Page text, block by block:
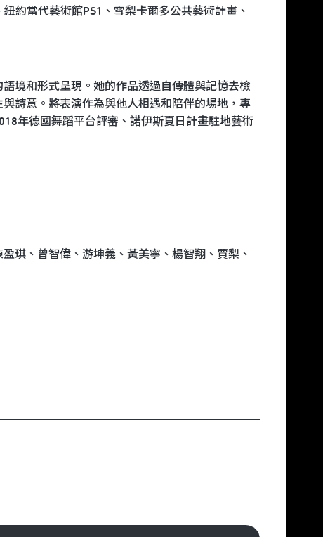
約當代藝術館PS1、雪梨卡爾多公共藝術計畫、
境和形式呈現。她的作品透過自傳體與記憶去檢
詩意。將表演作為與他人相遇和陪伴的場地，專
年德國舞蹈平台評審、諾伊斯夏日計畫駐地藝術
琪、曾智偉、游坤義、黃美寧、楊智翔、賈梨、